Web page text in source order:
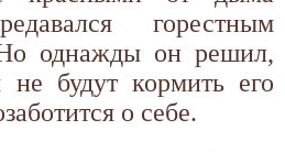
горестным
однажды он решил,
не будут кормить его
о себе.